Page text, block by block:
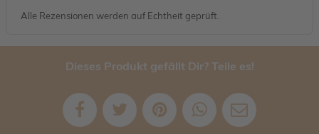
Alle Rezensionen werden auf Echtheit geprüft.
Dieses Produkt gefällt Dir? Teile es!